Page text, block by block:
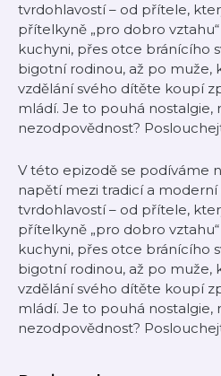
tvrdohlavostí – od přítele,
přítelkyně „pro dobro
kuchyni, přes otce bránícího
bigotní rodinou, až po muže,
vzdělání svého dítěte koupí
mládí. Je to pouhá nostalgie,
nezodpovědnost?
V této epizodě se podíváme
napětí mezi tradicí a
tvrdohlavostí – od přítele,
přítelkyně „pro dobro
kuchyni, přes otce bránícího
bigotní rodinou, až po muže,
vzdělání svého dítěte koupí
mládí. Je to pouhá nostalgie,
nezodpovědnost?